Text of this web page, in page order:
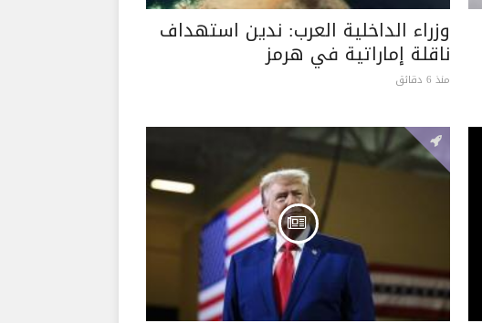
وزراء الداخلية العرب: ندين استهداف
ناقلة إماراتية في هرمز
منذ 6 دقائق